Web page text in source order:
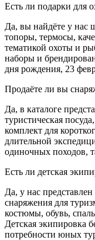
Есть ли подарки для
Да, вы найдёте у нас
топоры, термосы,
тематикой охоты и
наборы и
дня рождения, 23
Продаёте ли вы
Да, в каталоге
туристическая
комплект для
длительной
одиночных походов,
Есть ли детская
Да, у нас
снаряжения для
костюмы, обувь,
Детская экипировка
потребности юных